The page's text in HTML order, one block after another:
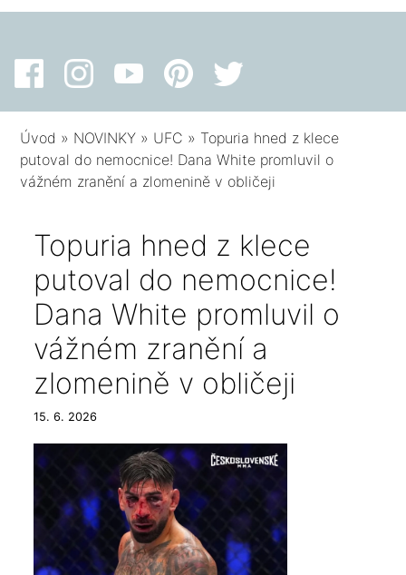
Úvod » NOVINKY » UFC » Topuria hned z klece
putoval do nemocnice! Dana White promluvil o
vážném zranění a zlomenině v obličeji
Topuria hned z klece
putoval do nemocnice!
Dana White promluvil o
vážném zranění a
zlomenině v obličeji
15. 6. 2026